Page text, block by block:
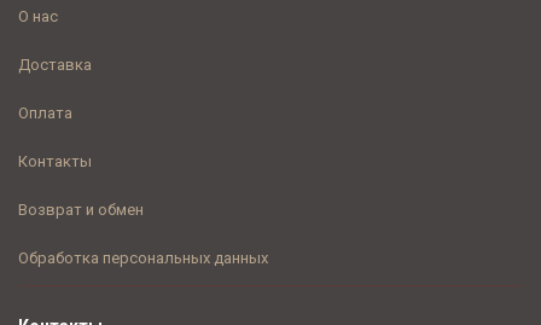
О нас
Доставка
Оплата
Контакты
Возврат и обмен
Обработка персональных данных